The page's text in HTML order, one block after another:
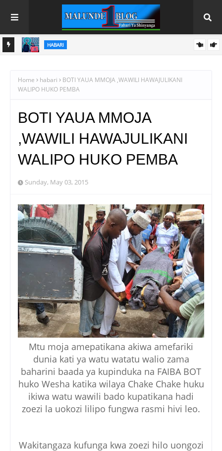
HABARI
Home habari
BOTI YAUA MMOJA ,WAWILI HAWAJULIKANI
WALIPO HUKO PEMBA
BOTI YAUA MMOJA
,WAWILI HAWAJULIKANI
WALIPO HUKO PEMBA
Sunday, May 03, 2015
Mtu moja amepatikana akiwa amefariki
dunia kati ya watu watatu walio zama
baharini baada ya kupinduka na FAIBA BOT
huko Wesha katika wilaya Chake Chake huku
ikiwa watu wawili bado kupatikana hadi
zoezi la uokozi lilipo fungwa rasmi hivi leo.
Wakitangaza kufunga kwa zoezi hilo uongozi